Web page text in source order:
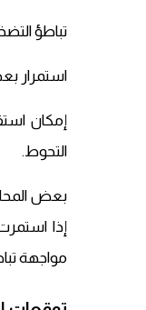
تباطؤ
استمرار
إمكان
التحوط.
بعض
إذا
مواجهة